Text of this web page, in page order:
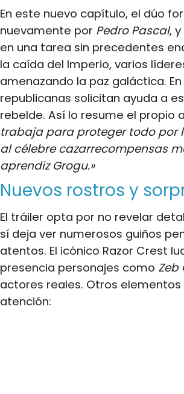
En este nuevo capítulo, el dúo
nuevamente por Pedro Pascal,
en una tarea sin precedentes
la caída del Imperio, varios
amenazando la paz galáctica.
republicanas solicitan ayuda a
rebelde. Así lo resume el propio
trabaja para proteger todo por
al célebre cazarrecompensas
aprendiz Grogu.»
Nuevos rostros y
El tráiler opta por no revelar
sí deja ver numerosos guiños
atentos. El icónico Razor Crest
presencia personajes como Zeb
actores reales. Otros
atención: